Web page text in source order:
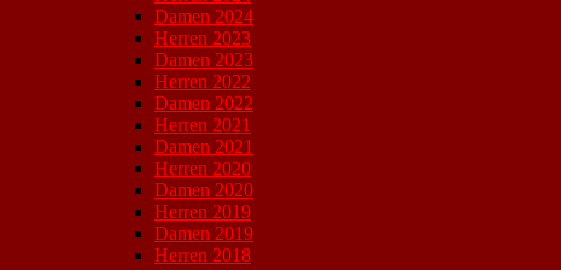
Damen 2024
Herren 2023
Damen 2023
Herren 2022
Damen 2022
Herren 2021
Damen 2021
Herren 2020
Damen 2020
Herren 2019
Damen 2019
Herren 2018